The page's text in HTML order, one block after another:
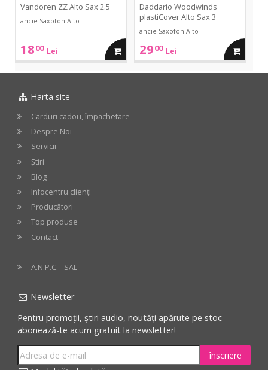
Vandoren ZZ Alto Sax 2.5
ancie Saxofon Alto
1800 Lei adauga
in
Daddario Woodwinds
plastiCover Alto Sax 3
ancie Saxofon Alto
2900 Lei adauga
in
Harta site
Carduri cadou, împachetare
Despre Noi
Servicii
Știri
Blog
Infocentru clienți
Producători
Top produse
Contact
A.N.P.C. - SAL
Newsletter
Pentru promoții, știri audio, noutăți apărute pe stoc -
abonează-te acum gratuit la newsletter!
înscriere